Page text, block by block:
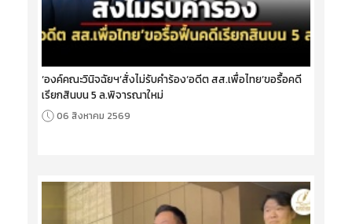
‘องค์คณะวินิจฉัยฯ’สั่งไม่รับคำร้อง‘อดีต สส.เพื่อไทย’ขอรื้อคดี
เรียกสินบน 5 ล.พิจารณาใหม่
06 สิงหาคม 2569